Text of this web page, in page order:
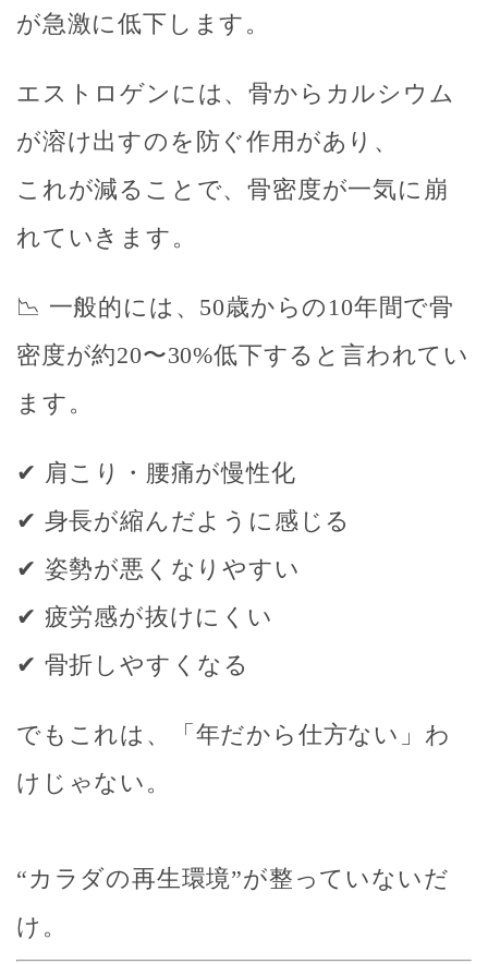
が急激に低下します。
エストロゲンには、骨からカルシウム
が溶け出すのを防ぐ作用 があり、
これが減ることで、骨密度が一気に崩
れていきます。
📉 一般的には、 50歳からの10年間で骨
密度が約20〜30%低下する と言われてい
ます。
✔ 肩こり・腰痛が慢性化
✔ 身長が縮んだように感じる
✔ 姿勢が悪くなりやすい
✔ 疲労感が抜けにくい
✔ 骨折しやすくなる
でもこれは、「年だから仕方ない」わ
けじゃない。
“カラダの再生環境”が整っていないだ
け。